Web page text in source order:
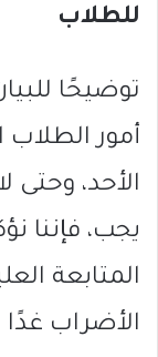
للطلاب
توضيحًا
أمور
الأحد، وحتى
يجب، فإننا
المتابعة